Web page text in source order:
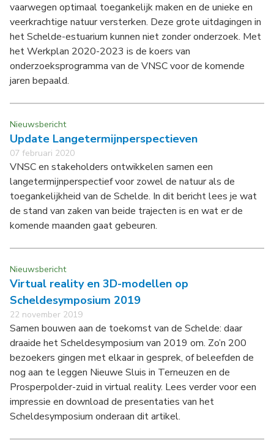
vaarwegen optimaal toegankelijk maken en de unieke en
veerkrachtige natuur versterken. Deze grote uitdagingen in
het Schelde-estuarium kunnen niet zonder onderzoek. Met
het Werkplan 2020-2023 is de koers van
onderzoeksprogramma van de VNSC voor de komende
jaren bepaald.
Nieuwsbericht
Update Langetermijnperspectieven
07 februari 2020
VNSC en stakeholders ontwikkelen samen een
langetermijnperspectief voor zowel de natuur als de
toegankelijkheid van de Schelde. In dit bericht lees je wat
de stand van zaken van beide trajecten is en wat er de
komende maanden gaat gebeuren.
Nieuwsbericht
Virtual reality en 3D-modellen op
Scheldesymposium 2019
22 november 2019
Samen bouwen aan de toekomst van de Schelde: daar
draaide het Scheldesymposium van 2019 om. Zo’n 200
bezoekers gingen met elkaar in gesprek, of beleefden de
nog aan te leggen Nieuwe Sluis in Terneuzen en de
Prosperpolder-zuid in virtual reality. Lees verder voor een
impressie en download de presentaties van het
Scheldesymposium onderaan dit artikel.